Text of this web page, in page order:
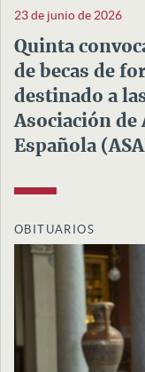
23 de junio de 2026
Quinta
de becas de
destinado a
Asociación de
Española
OBITUARIOS